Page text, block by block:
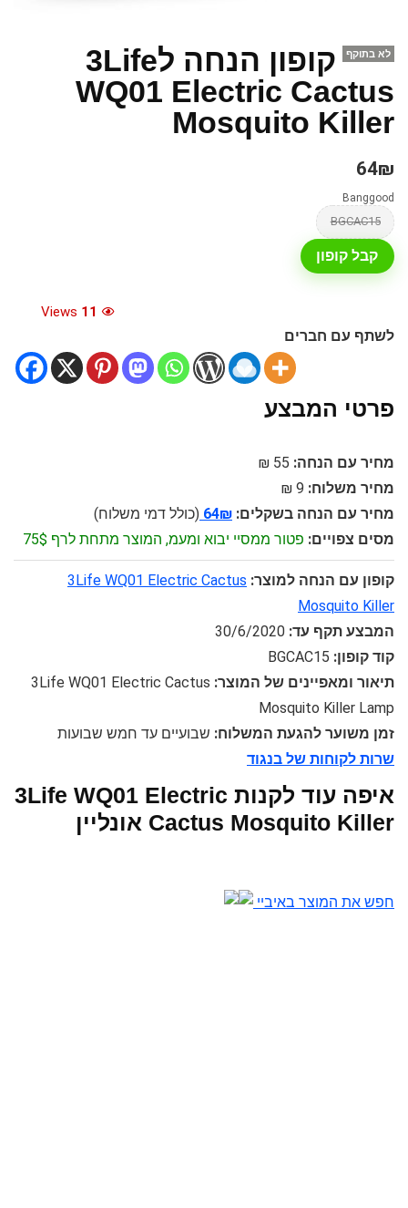
לא בתוקף
קופון הנחה ל3Life
WQ01 Electric Cactus
Mosquito Killer
64₪
Banggood
BGCAC15
קבל קופון
11
לשתף עם חברים
פרטי המבצע
מחיר עם הנחה: 55 ₪
מחיר משלוח: 9 ₪
מחיר עם הנחה בשקלים: 64₪ (כולל דמי משלוח)
מסים צפויים: פטור ממסיי יבוא ומעמ, המוצר מתחת לרף 75$
קופון עם הנחה למוצר: 3Life WQ01 Electric Cactus
Mosquito Killer
המבצע תקף עד: 30/6/2020
קוד קופון: BGCAC15
תיאור ומאפיינים של המוצר: 3Life WQ01 Electric Cactus
Mosquito Killer Lamp
זמן משוער להגעת המשלוח: שבועיים עד חמש שבועות
שרות לקוחות של בנגוד
איפה עוד לקנות 3Life WQ01 Electric
Cactus Mosquito Killer אונליין
חפש את המוצר באיביי